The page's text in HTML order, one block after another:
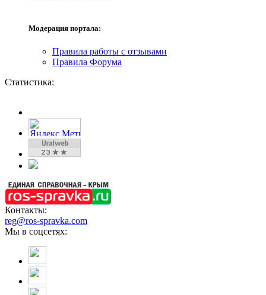
Модерация портала:
Правила работы с отзывами
Правила Форума
Статистика:
Контакты:
reg@ros-spravka.com
Мы в соцсетях: